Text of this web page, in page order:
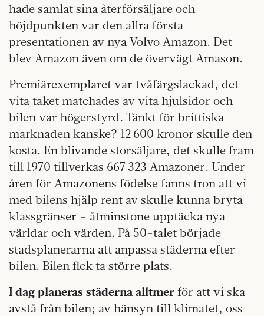
hade samlat sina återförsäljare och
höjdpunkten var den allra första
presentationen av nya Volvo Amazon. Det
blev Amazon även om de övervägt Amason.
Premiärexemplaret var tvåfärgslackad, det
vita taket matchades av vita hjulsidor och
bilen var högerstyrd. Tänkt för brittiska
marknaden kanske? 12 600 kronor skulle den
kosta. En blivande storsäljare, det skulle fram
till 1970 tillverkas 667 323 Amazoner. Under
åren för Amazonens födelse fanns tron att vi
med bilens hjälp rent av skulle kunna bryta
klassgränser – åtminstone upptäcka nya
världar och värden. På 50-talet började
stadsplanerarna att anpassa städerna efter
bilen. Bilen fick ta större plats.
I dag planeras städerna alltmer för att vi ska
avstå från bilen; av hänsyn till klimatet, oss